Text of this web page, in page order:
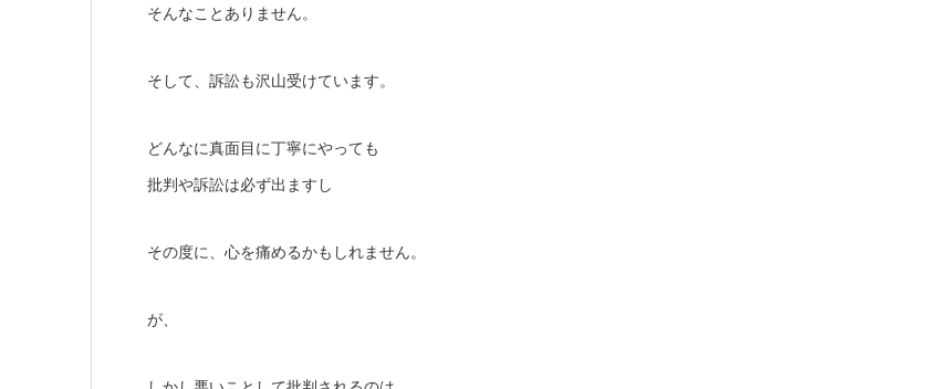
そんなことありません。
そして、訴訟も沢山受けています。
どんなに真面目に丁寧にやっても
批判や訴訟は必ず出ますし
その度に、心を痛めるかもしれません。
が、